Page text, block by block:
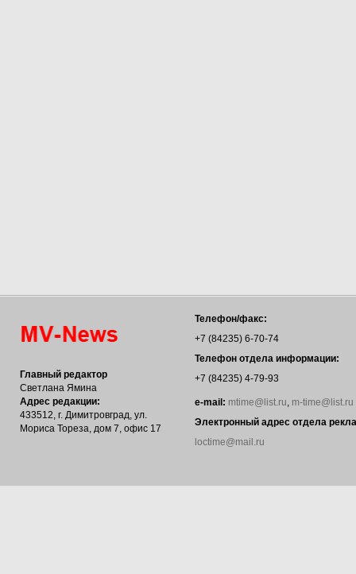
Главный редактор
Светлана Ямина
Адрес редакции:
433512, г. Димитровград, ул.
Мориса Тореза, дом 7, офис 17
Телефон/факс:
+7 (84235) 6-70-74
Телефон отдела информации:
+7 (84235) 4-79-93
е-mail: mtime@list.ru, m-time@list.ru
Электронный адрес отдела
loctime@mail.ru